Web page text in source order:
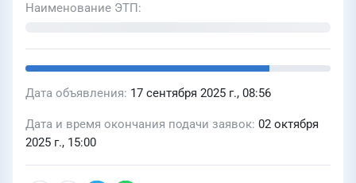
Наименование ЭТП
Дата объявления 17 сентября 2025 г., 08:56
Дата и время окончания подачи заявок 02 октября
2025 г., 15:00